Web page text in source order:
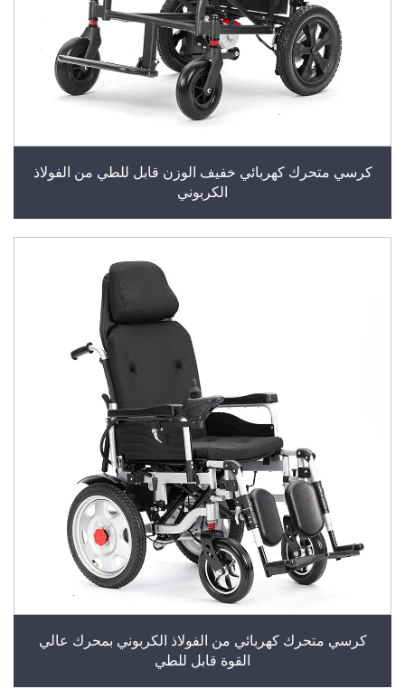
كرسي متحرك كهربائي خفيف الوزن قابل للطي من الفولاذ
الكربوني
كرسي متحرك كهربائي من الفولاذ الكربوني بمحرك عالي
القوة قابل للطي